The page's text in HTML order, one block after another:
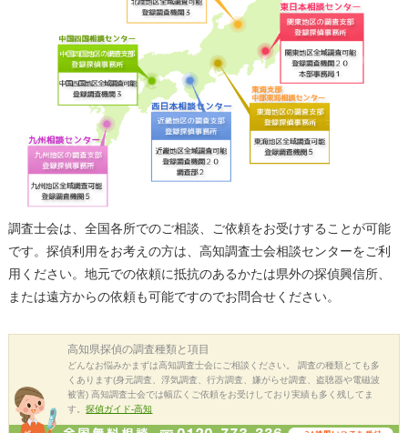
調査士会は、全国各所でのご相談、ご依頼をお受けすることが可能
です。探偵利用をお考えの方は、高知調査士会相談センターをご利
用ください。地元での依頼に抵抗のあるかたは県外の探偵興信所、
または遠方からの依頼も可能ですのでお問合せください。
高知県探偵の調査種類と項目
どんなお悩みかまずは高知調査士会にご相談ください。 調査の種類とても多
くあります(身元調査、浮気調査、行方調査、嫌がらせ調査、盗聴器や電磁波
被害) 高知調査士会では幅広くご依頼をお受けしており実績も多く残してま
す。探偵ガイド-高知